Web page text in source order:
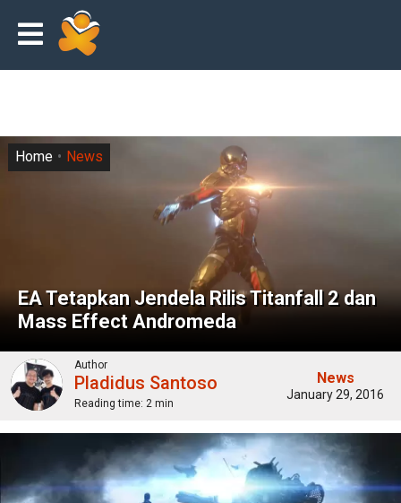
EA Tetapkan Jendela Rilis Titanfall 2 dan
Mass Effect Andromeda
Home News
Author
Pladidus Santoso
Reading time: 2 min
News
January 29, 2016